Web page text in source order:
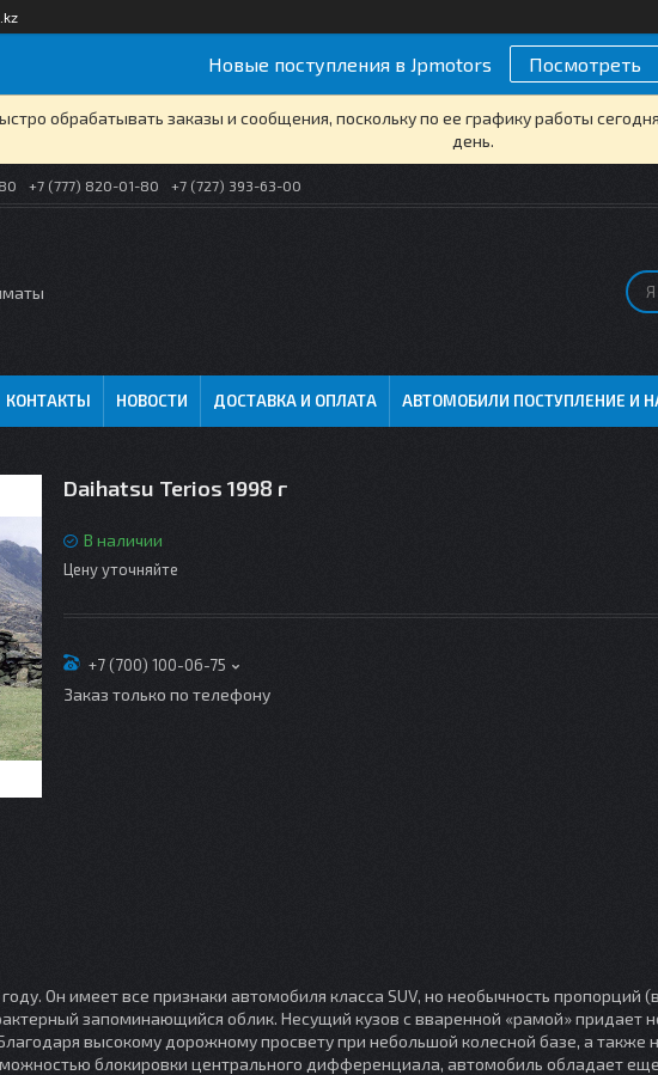
Новые поступления в Jpmotors Посмотреть
обрабатывать заказы и сообщения, поскольку по ее графику работы
день.
+7 (777) 820-01-80 +7 (727) 393-63-00
КОНТАКТЫ НОВОСТИ ДОСТАВКА И ОПЛАТА АВТОМОБИЛИ ПОСТУПЛЕНИЕ И
Daihatsu Terios 1998 г
В наличии
Цену уточняйте
+7 (700) 100-06-75
Заказ только по телефону
Он имеет все признаки автомобиля класса SUV, но необычность пропорций
запоминающийся облик. Несущий кузов с вваренной «рамой» придает
высокому дорожному просвету при небольшой колесной базе, а также
блокировки центрального дифференциала, автомобиль обладает